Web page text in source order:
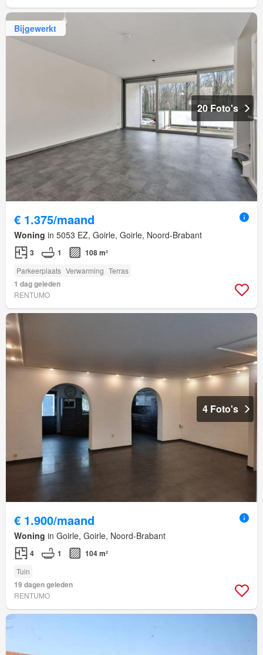
Bijgewerkt
20 Foto's
€ 1.375/maand
Woning in 5053 EZ, Goirle, Goirle, Noord-Brabant
3 1 108 m²
Parkeerplaats Verwarming Terras
1 dag geleden
RENTUMO
4 Foto's
€ 1.900/maand
Woning in Goirle, Goirle, Noord-Brabant
4 1 104 m²
Tuin
19 dagen geleden
RENTUMO